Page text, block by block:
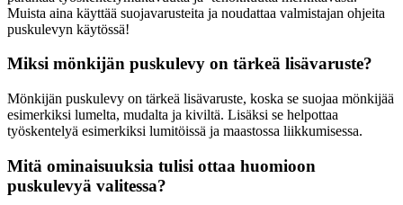
Muista aina käyttää suojavarusteita ja noudattaa valmistajan ohjeita
puskulevyn käytössä!
Miksi mönkijän puskulevy on tärkeä lisävaruste?
Mönkijän puskulevy on tärkeä lisävaruste, koska se suojaa mönkijää
esimerkiksi lumelta, mudalta ja kiviltä. Lisäksi se helpottaa
työskentelyä esimerkiksi lumitöissä ja maastossa liikkumisessa.
Mitä ominaisuuksia tulisi ottaa huomioon
puskulevyä valitessa?